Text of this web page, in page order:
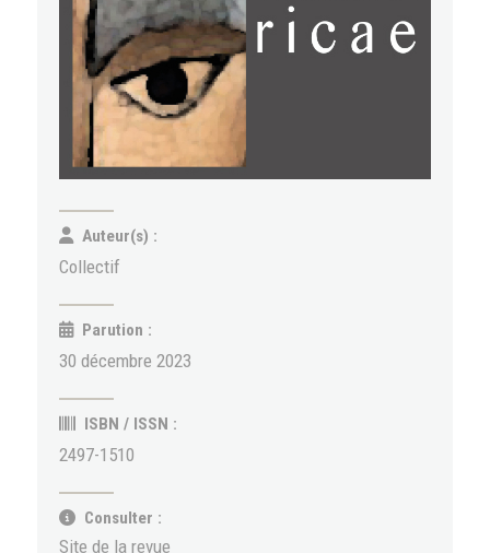
Auteur(s) :
Collectif
Parution :
30 décembre 2023
ISBN / ISSN :
2497-1510
Consulter :
Site de la revue